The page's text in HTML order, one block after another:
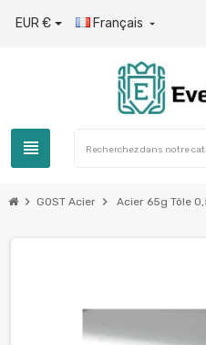
EUR € Français 
view_headline
chevron_right GOST Acier chevron_right Acier 65g Tôle